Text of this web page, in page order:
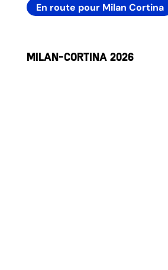
En route pour Milan Cortina
Milan-Cortina 2026